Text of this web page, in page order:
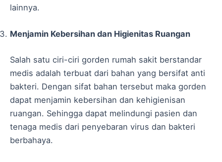
lainnya.
Menjamin Kebersihan dan Higienitas Ruangan
Salah satu ciri-ciri gorden rumah sakit berstandar
medis adalah terbuat dari bahan yang bersifat anti
bakteri. Dengan sifat bahan tersebut maka gorden
dapat menjamin kebersihan dan kehigienisan
ruangan. Sehingga dapat melindungi pasien dan
tenaga medis dari penyebaran virus dan bakteri
berbahaya.